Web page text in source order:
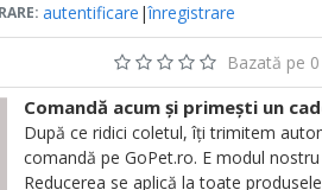
autentificare |înregistrare
Bazată pe
Comandă acum și primești un
După ce ridici coletul, îți trimitem
comandă pe GoPet.ro. E modul
Reducerea se aplică la toate